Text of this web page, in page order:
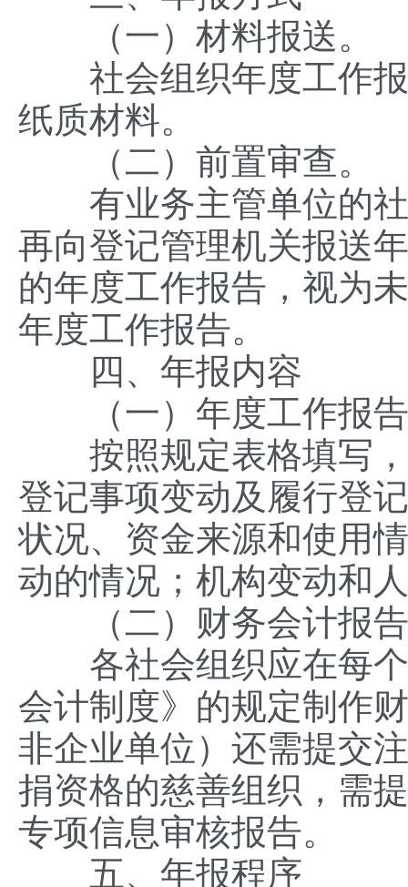
（一）材料报送。
社会组织年度工作报
纸质材料。
（二）前置审查。
有业务主管单位的社
再向登记管理机关报送
的年度工作报告，视为
年度工作报告。
四、年报内容
（一）年度工作报
按照规定表格填写，
登记事项变动及履行登
状况、资金来源和使用
动的情况；机构变动和
（二）财务会计报
各社会组织应在每个
会计制度》的规定制作
非企业单位）还需提交
捐资格的慈善组织，需
专项信息审核报告。
五、年报程序